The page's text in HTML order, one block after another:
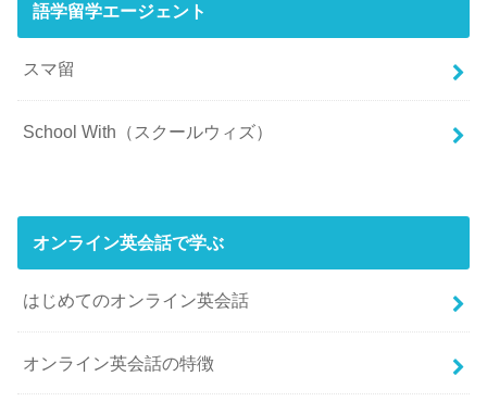
語学留学エージェント
スマ留
School With（スクールウィズ）
オンライン英会話で学ぶ
はじめてのオンライン英会話
オンライン英会話の特徴